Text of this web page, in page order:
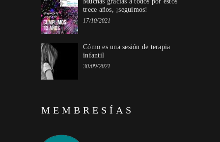
trece años, ¡seguimos!
17/10/2021
Cómo es una sesión de terapia
infantil
30/09/2021
MEMBRESÍAS